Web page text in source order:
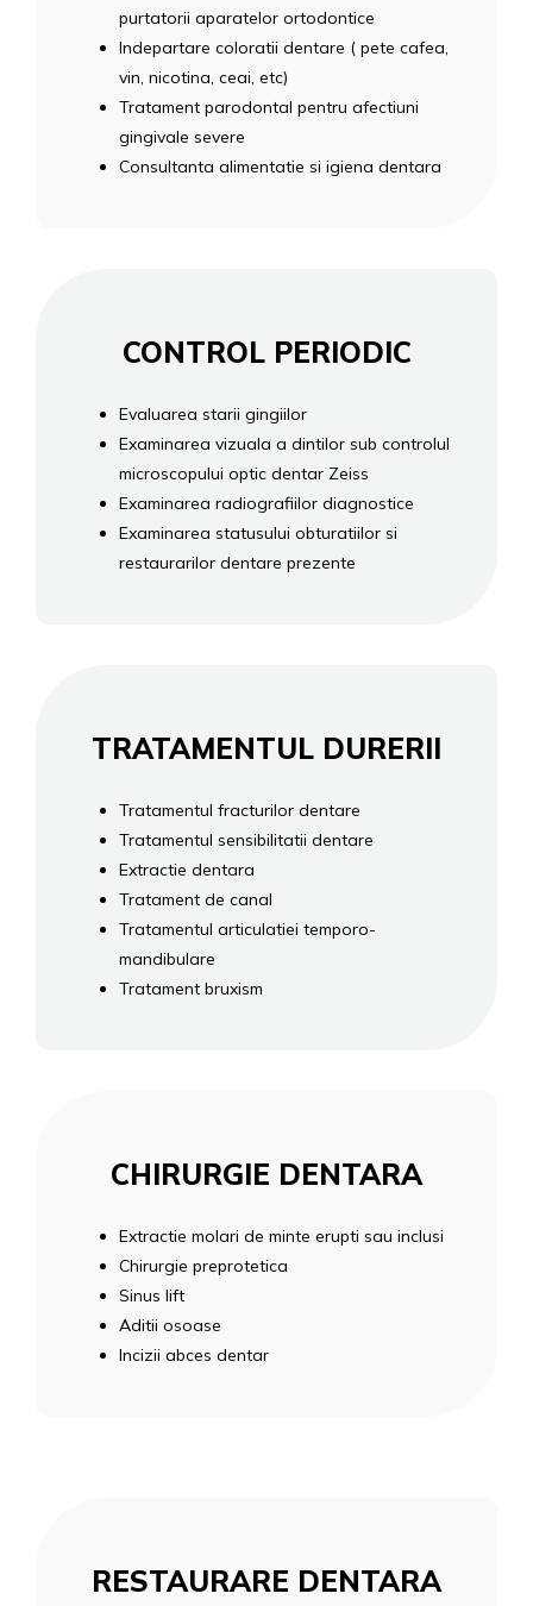
purtatorii aparatelor ortodontice
Indepartare coloratii dentare ( pete cafea,
vin, nicotina, ceai, etc)
Tratament parodontal pentru afectiuni
gingivale severe
Consultanta alimentatie si igiena dentara
CONTROL PERIODIC
Evaluarea starii gingiilor
Examinarea vizuala a dintilor sub controlul
microscopului optic dentar Zeiss
Examinarea radiografiilor diagnostice
Examinarea statusului obturatiilor si
restaurarilor dentare prezente
TRATAMENTUL DURERII
Tratamentul fracturilor dentare
Tratamentul sensibilitatii dentare
Extractie dentara
Tratament de canal
Tratamentul articulatiei temporo-
mandibulare
Tratament bruxism
CHIRURGIE DENTARA
Extractie molari de minte erupti sau inclusi
Chirurgie preprotetica
Sinus lift
Aditii osoase
Incizii abces dentar
RESTAURARE DENTARA